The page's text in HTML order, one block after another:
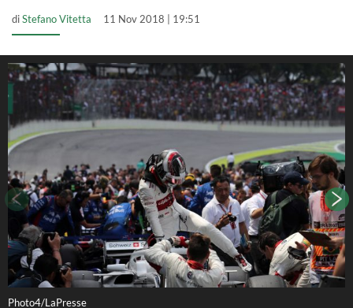
diStefano Vitetta 11 Nov 2018 | 19:51
Photo4/LaPresse